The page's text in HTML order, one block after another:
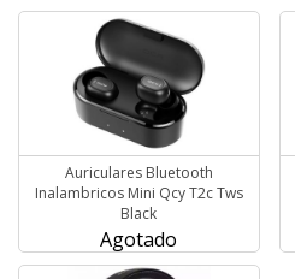
Auriculares Bluetooth
Inalambricos Mini Qcy T2c Tws
Black
Agotado